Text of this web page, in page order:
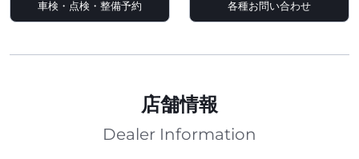
車検・点検・整備予約 各種お問い合わせ
店舗情報
Dealer Information